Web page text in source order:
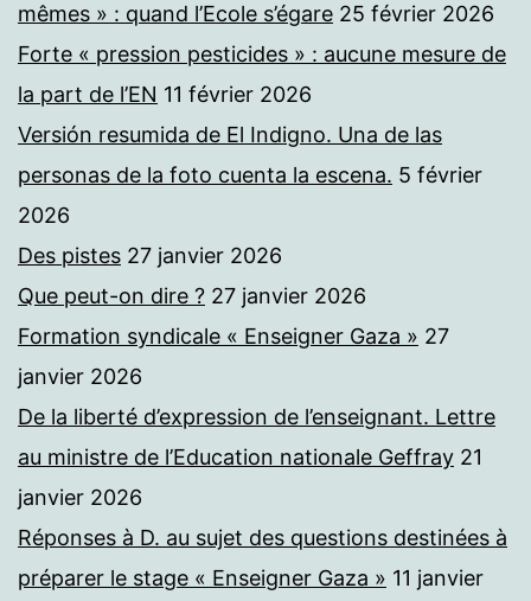
mêmes » : quand l’Ecole s’égare 25 février 2026
Forte « pression pesticides » : aucune mesure de
la part de l’EN 11 février 2026
Versión resumida de El Indigno. Una de las
personas de la foto cuenta la escena. 5 février
2026
Des pistes 27 janvier 2026
Que peut-on dire ? 27 janvier 2026
Formation syndicale « Enseigner Gaza » 27
janvier 2026
De la liberté d’expression de l’enseignant. Lettre
au ministre de l’Education nationale Geffray 21
janvier 2026
Réponses à D. au sujet des questions destinées à
préparer le stage « Enseigner Gaza » 11 janvier